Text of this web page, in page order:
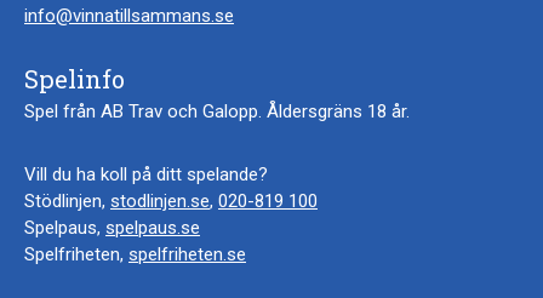
info@vinnatillsammans.se
Spelinfo
Spel från AB Trav och Galopp. Åldersgräns 18 år.
Vill du ha koll på ditt spelande?
Stödlinjen, stodlinjen.se, 020-819 100
Spelpaus, spelpaus.se
Spelfriheten, spelfriheten.se